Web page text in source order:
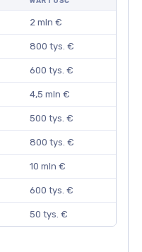
2 mln €
800 tys. €
600 tys. €
4,5 mln €
500 tys. €
800 tys. €
10 mln €
600 tys. €
50 tys. €